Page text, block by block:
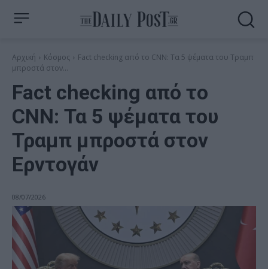
Αρχική Κόσμος
Fact checking από το CNN: Τα 5 ψέματα του Τραμπ
μπροστά στον...
Fact checking από το
CNN: Τα 5 ψέματα του
Τραμπ μπροστά στον
Ερντογάν
08/07/2026